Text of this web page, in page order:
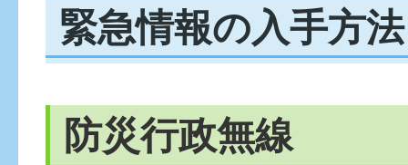
緊急情報の入手方法
防災行政無線